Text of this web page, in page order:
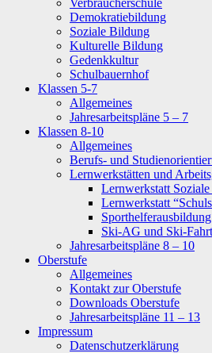
Verbraucherschule
Demokratiebildung
Soziale Bildung
Kulturelle Bildung
Gedenkkultur
Schulbauernhof
Klassen 5-7
Allgemeines
Jahresarbeitspläne 5 – 7
Klassen 8-10
Allgemeines
Berufs- und
Lernwerkstätten und
Lernwerkstatt
Lernwerkstatt
Sporthelferausbildung
Ski-AG und Ski-Fahrt
Jahresarbeitspläne 8 – 10
Oberstufe
Allgemeines
Kontakt zur Oberstufe
Downloads Oberstufe
Jahresarbeitspläne 11 – 13
Impressum
Datenschutzerklärung